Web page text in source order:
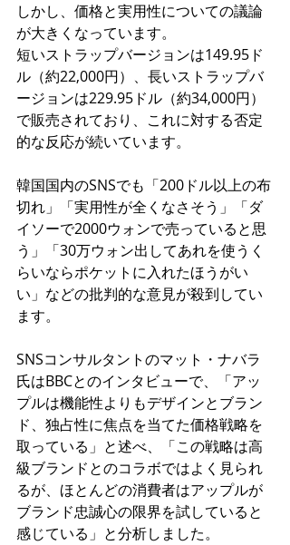
しかし、価格と実用性についての議論
が大きくなっています。
短いストラップバージョンは149.95ド
ル（約22,000円）、長いストラップバ
ージョンは229.95ドル（約34,000円）
で販売されており、これに対する否定
的な反応が続いています。
韓国国内のSNSでも「200ドル以上の布
切れ」「実用性が全くなさそう」「ダ
イソーで2000ウォンで売っていると思
う」「30万ウォン出してあれを使うく
らいならポケットに入れたほうがい
い」などの批判的な意見が殺到してい
ます。
SNSコンサルタントのマット・ナバラ
氏はBBCとのインタビューで、「アッ
プルは機能性よりもデザインとブラン
ド、独占性に焦点を当てた価格戦略を
取っている」と述べ、「この戦略は高
級ブランドとのコラボではよく見られ
るが、ほとんどの消費者はアップルが
ブランド忠誠心の限界を試していると
感じている」と分析しました。